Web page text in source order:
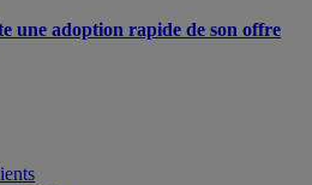
une adoption rapide de son offre